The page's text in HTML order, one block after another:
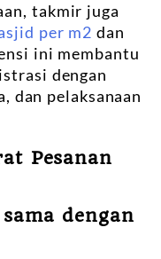
takmir juga
per m2 dan
ini membantu
dengan
dan pelaksanaan
Pesanan
dengan